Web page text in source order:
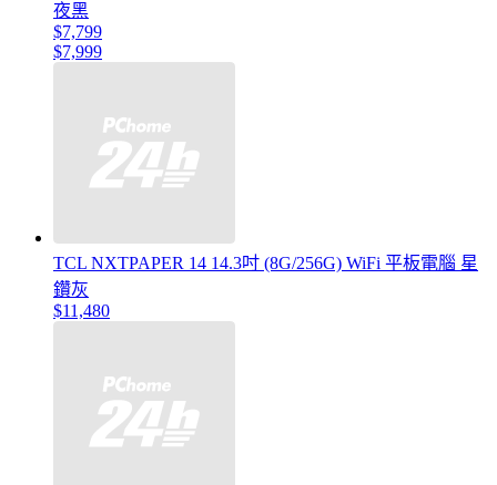
夜黑
$7,799
$7,999
TCL NXTPAPER 14 14.3吋 (8G/256G) WiFi 平板電腦 星
鑽灰
$11,480